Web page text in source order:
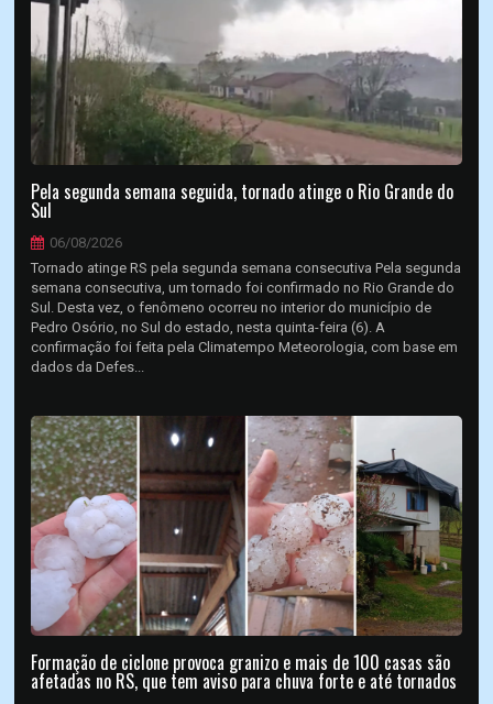
Pela segunda semana seguida, tornado atinge o Rio Grande do
Sul
06/08/2026
Tornado atinge RS pela segunda semana consecutiva Pela segunda
semana consecutiva, um tornado foi confirmado no Rio Grande do
Sul. Desta vez, o fenômeno ocorreu no interior do município de
Pedro Osório, no Sul do estado, nesta quinta-feira (6). A
confirmação foi feita pela Climatempo Meteorologia, com base em
dados da Defes...
Formação de ciclone provoca granizo e mais de 100 casas são
afetadas no RS, que tem aviso para chuva forte e até tornados